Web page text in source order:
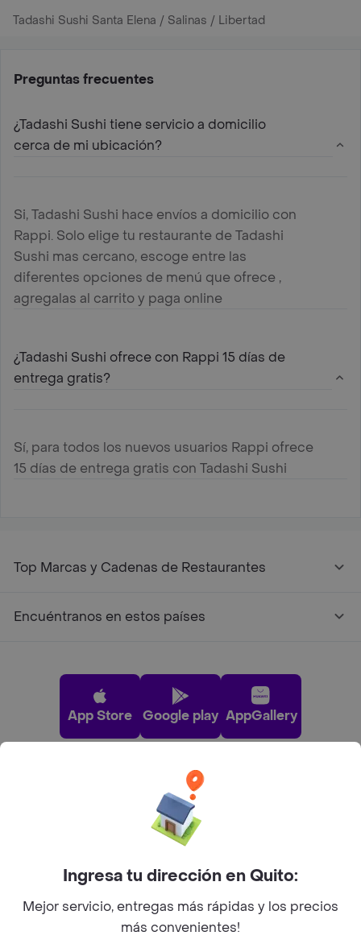
Tadashi Sushi Santa Elena / Salinas / Libertad
Preguntas frecuentes
¿Tadashi Sushi tiene servicio a domicilio
cerca de mi ubicación?
Si, Tadashi Sushi hace envíos a domicilio con
Rappi. Solo elige tu restaurante de Tadashi
Sushi mas cercano, escoge entre las
diferentes opciones de menú que ofrece ,
agregalas al carrito y paga online
¿Tadashi Sushi ofrece con Rappi 15 días de
entrega gratis?
Sí, para todos los nuevos usuarios Rappi ofrece
15 días de entrega gratis con Tadashi Sushi
Top Marcas y Cadenas de Restaurantes
Encuéntranos en estos países
App Store Google play AppGallery
Pide tu comida favorita cerca de ti
Ingresa tu dirección en Quito:
Mejor servicio, entregas más rápidas y los precios
más convenientes!